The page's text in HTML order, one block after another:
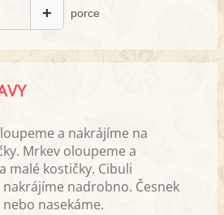
+ porce
a nakrájíme na
Mrkev oloupeme a
malé kostičky. Cibuli
nadrobno. Česnek
nasekáme.